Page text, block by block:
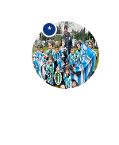
*